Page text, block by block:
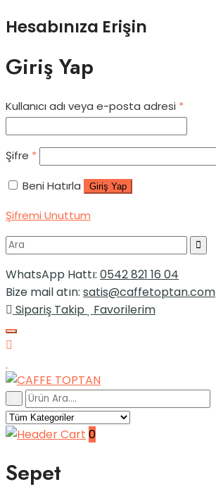
Hesabınıza Erişin
Giriş Yap
Kullanıcı adı veya e-posta adresi *
Şifre *
Beni Hatırla Giriş Yap
Şifremi Unuttum
WhatsApp Hattı: 0542 821 16 04
Bize mail atın: satis@caffetoptan.com
Sipariş Takip
Favorilerim
0
Sepet